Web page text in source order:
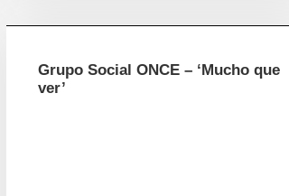
Grupo Social ONCE – ‘Mucho que
ver’